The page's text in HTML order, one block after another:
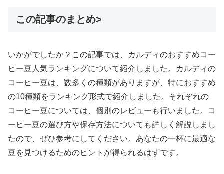
この記事のまとめ>
いかがでしたか？この記事では、カルディのおすすめコー
ヒー豆人気ランキングについて紹介しました。カルディの
コーヒー豆は、数多くの種類がありますが、特におすすめ
の10種類をランキング形式で紹介しました。それぞれの
コーヒー豆については、個別のレビューも行いました。コ
ーヒー豆の選び方や保存方法についても詳しく解説しまし
たので、ぜひ参考にしてください。あなたの一杯に最適な
豆を見つけるためのヒントが得られるはずです。